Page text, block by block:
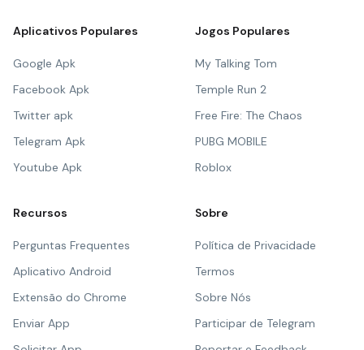
Aplicativos Populares
Google Apk
Facebook Apk
Twitter apk
Telegram Apk
Youtube Apk
Jogos Populares
My Talking Tom
Temple Run 2
Free Fire: The Chaos
PUBG MOBILE
Roblox
Recursos
Perguntas Frequentes
Aplicativo Android
Extensão do Chrome
Enviar App
Sobre
Política de Privacidade
Termos
Sobre Nós
Participar de Telegram